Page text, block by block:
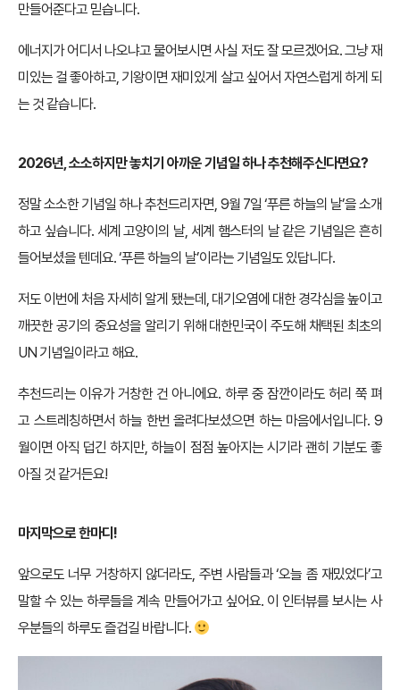
만들어준다고 믿습니다.
에너지가 어디서 나오냐고 물어보시면 사실 저도 잘 모르겠어요. 그냥 재
미있는 걸 좋아하고, 기왕이면 재미있게 살고 싶어서 자연스럽게 하게 되
는 것 같습니다.
2026년, 소소하지만 놓치기 아까운 기념일 하나 추천해주신다면요?
정말 소소한 기념일 하나 추천드리자면, 9월 7일 ‘푸른 하늘의 날’을 소개
하고 싶습니다. 세계 고양이의 날, 세계 햄스터의 날 같은 기념일은 흔히
들어보셨을 텐데요. ‘푸른 하늘의 날’이라는 기념일도 있답니다.
저도 이번에 처음 자세히 알게 됐는데, 대기오염에 대한 경각심을 높이고
깨끗한 공기의 중요성을 알리기 위해 대한민국이 주도해 채택된 최초의
UN 기념일이라고 해요.
추천드리는 이유가 거창한 건 아니에요. 하루 중 잠깐이라도 허리 쭉 펴
고 스트레칭하면서 하늘 한번 올려다보셨으면 하는 마음에서입니다. 9
월이면 아직 덥긴 하지만, 하늘이 점점 높아지는 시기라 괜히 기분도 좋
아질 것 같거든요!
마지막으로 한마디!
앞으로도 너무 거창하지 않더라도, 주변 사람들과 ‘오늘 좀 재밌었다’고
말할 수 있는 하루들을 계속 만들어가고 싶어요. 이 인터뷰를 보시는 사
우분들의 하루도 즐겁길 바랍니다.